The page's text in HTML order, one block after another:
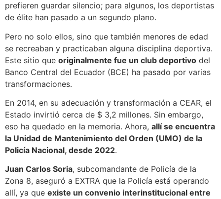
prefieren guardar silencio; para algunos, los deportistas
de élite han pasado a un segundo plano.
Pero no solo ellos, sino que también menores de edad
se recreaban y practicaban alguna disciplina deportiva.
Este sitio que originalmente fue un club deportivo del
Banco Central del Ecuador (BCE) ha pasado por varias
transformaciones.
En 2014, en su adecuación y transformación a CEAR, el
Estado invirtió cerca de $ 3,2 millones. Sin embargo,
eso ha quedado en la memoria. Ahora, allí se encuentra
la Unidad de Mantenimiento del Orden (UMO) de la
Policía Nacional, desde 2022.
Juan Carlos Soria, subcomandante de Policía de la
Zona 8, aseguró a EXTRA que la Policía está operando
allí, ya que existe un convenio interinstitucional entre